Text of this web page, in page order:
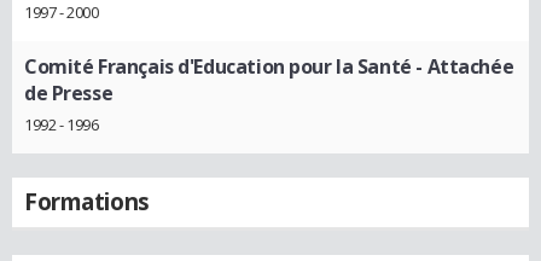
1997 - 2000
Comité Français d'Education pour la Santé - Attachée
de Presse
1992 - 1996
Formations